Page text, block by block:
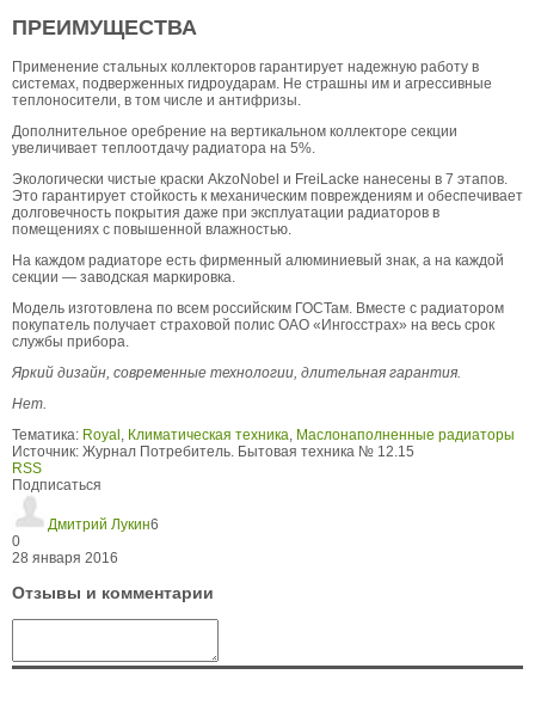
ПРЕИМУЩЕСТВА
Применение стальных коллекторов гарантирует надежную работу в
системах, подверженных гидроударам. Не страшны им и агрессивные
теплоносители, в том числе и антифризы.
Дополнительное оребрение на вертикальном коллекторе секции
увеличивает теплоотдачу радиатора на 5%.
Экологически чистые краски AkzoNobel и FreiLacke нанесены в 7 этапов.
Это гарантирует стойкость к механическим повреждениям и обеспечивает
долговечность покрытия даже при эксплуатации радиаторов в
помещениях с повышенной влажностью.
На каждом радиаторе есть фирменный алюминиевый знак, а на каждой
секции — заводская маркировка.
Модель изготовлена по всем российским ГОСТам. Вместе с радиатором
покупатель получает страховой полис ОАО «Ингосстрах» на весь срок
службы прибора.
Яркий дизайн, современные технологии, длительная гарантия.
Нет.
Тематика: Royal Климатическая техника Маслонаполненные радиаторы
Источник: Журнал Потребитель. Бытовая техника № 12.15
RSS
Подписаться
Дмитрий Лукин6
0
28 января 2016
Отзывы и комментарии